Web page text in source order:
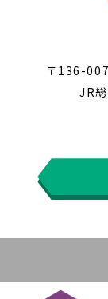
〒136-
JR